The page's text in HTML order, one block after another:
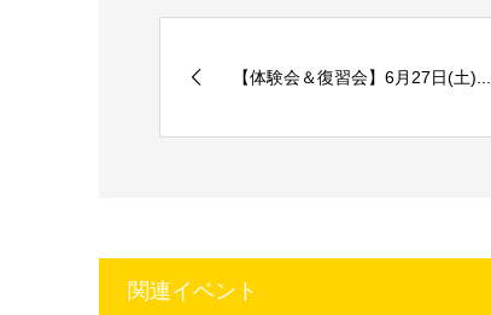
【体験会＆復習会】6月27日(土)...
関連イベント